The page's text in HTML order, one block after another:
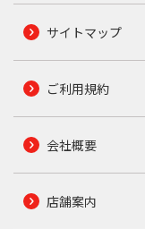
サイトマップ
ご利用規約
会社概要
店舗案内